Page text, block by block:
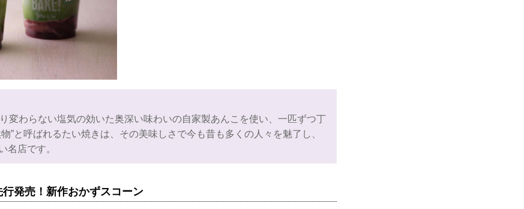
変わらない塩気の効いた奥深い味わいの自家製あんこを使い、一匹ずつ丁
”と呼ばれるたい焼きは、その美味しさで今も昔も多くの人々を魅了し、
名店です。
発売！新作おかずスコーン